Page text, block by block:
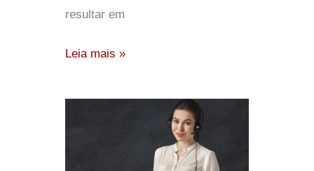
resultar em
Leia mais »